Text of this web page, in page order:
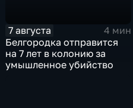
7 августа
4 мин
Белгородка отправится
на 7 лет в колонию за
умышленное убийство